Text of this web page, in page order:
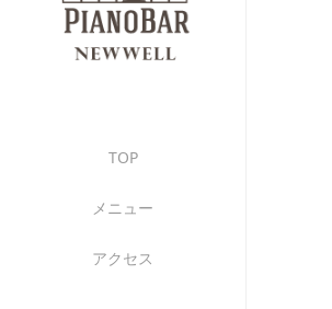
TOP
メニュー
アクセス